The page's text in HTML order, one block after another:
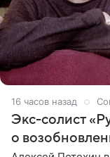
16 часов назад
Экс-солист
о